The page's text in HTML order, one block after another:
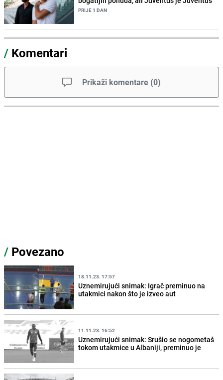
PRIJE 1 DAN
/ Komentari
Prikaži komentare (0)
/ Povezano
18.11.23. 17:57
Uznemirujući snimak: Igrač preminuo na
utakmici nakon što je izveo aut
11.11.23. 16:52
Uznemirujući snimak: Srušio se nogometaš
tokom utakmice u Albaniji, preminuo je